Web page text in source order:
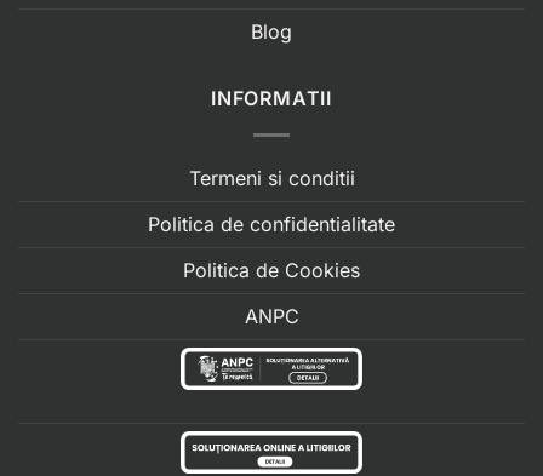
Blog
INFORMATII
Termeni si conditii
Politica de confidentialitate
Politica de Cookies
ANPC